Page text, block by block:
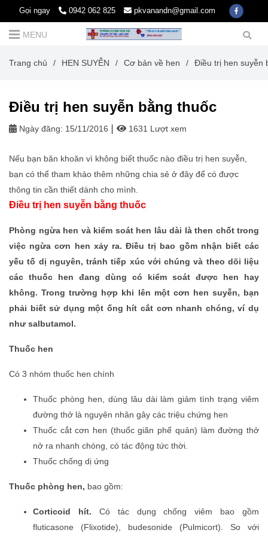
Gọi ngay 0942 062 825 pkvanandn@gmail.com
MENU
Trang chủ / HEN SUYỄN / Cơ bản về hen / Điều trị hen suyễn
Điều trị hen suyễn bằng thuốc
Ngày đăng: 15/11/2016 1631 Lượt xem
Nếu bạn băn khoăn vì không biết thuốc nào điều trị hen suyễn,
bạn có thể tham khảo thêm những chia sẻ ở đây để có được
thông tin cần thiết dành cho mình.
Điều trị hen suyễn bằng thuốc
Phòng ngừa hen và kiểm soát hen lâu dài là then chốt trong
việc ngừa cơn hen xảy ra. Điều trị bao gồm nhận biết các
yếu tố dị nguyên, tránh tiếp xúc với chúng và theo dõi liệu
các thuốc hen đang dùng có kiểm soát được hen hay
không. Trong trường hợp khi lên một cơn hen suyễn, bạn
phải biết sử dụng một ống hít cắt cơn nhanh chóng, ví dụ
như salbutamol.
Thuốc hen
Có 3 nhóm thuốc hen chính
Thuốc phòng hen, dùng lâu dài làm giảm tình trạng viêm
đường thở là nguyên nhân gây các triệu chứng hen
Thuốc cắt cơn hen (thuốc giãn phế quản) làm đường thở
nở ra nhanh chóng, có tác động tức thời.
Thuốc chống dị ứng
Thuốc phòng hen, bao gồm:
Corticoid hít. Có tác dụng chống viêm bao gồm
fluticasone (Flixotide), budesonide (Pulmicort). So với